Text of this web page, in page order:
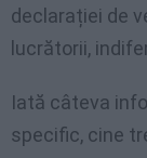
declarației de
lucrătorii,
Iată câteva
specific, cine